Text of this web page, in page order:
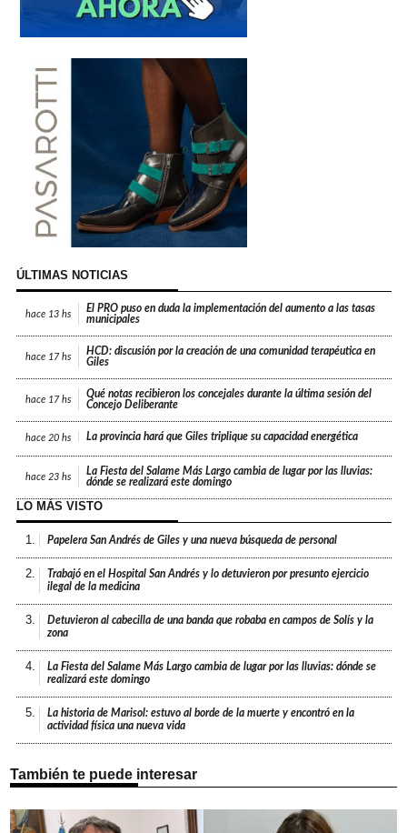
ÚLTIMAS NOTICIAS
hace 13 hs
El PRO puso en duda la implementación del aumento a las tasas
municipales
hace 17 hs
HCD: discusión por la creación de una comunidad terapéutica en
Giles
hace 17 hs
Qué notas recibieron los concejales durante la última sesión del
Concejo Deliberante
hace 20 hs La provincia hará que Giles triplique su capacidad energética
hace 23 hs
La Fiesta del Salame Más Largo cambia de lugar por las lluvias:
dónde se realizará este domingo
LO MÁS VISTO
1. Papelera San Andrés de Giles y una nueva búsqueda de personal
2.
Trabajó en el Hospital San Andrés y lo detuvieron por presunto ejercicio
ilegal de la medicina
3.
Detuvieron al cabecilla de una banda que robaba en campos de Solís y la
zona
4.
La Fiesta del Salame Más Largo cambia de lugar por las lluvias: dónde se
realizará este domingo
5.
La historia de Marisol: estuvo al borde de la muerte y encontró en la
actividad física una nueva vida
También te puede interesar